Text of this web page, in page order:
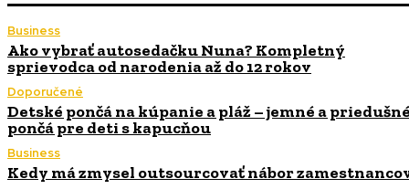
Business
Ako vybrať autosedačku Nuna? Kompletný
sprievodca od narodenia až do 12 rokov
Doporučené
Detské pončá na kúpanie a pláž – jemné a
pončá pre deti s kapucňou
Business
Kedy má zmysel outsourcovať nábor